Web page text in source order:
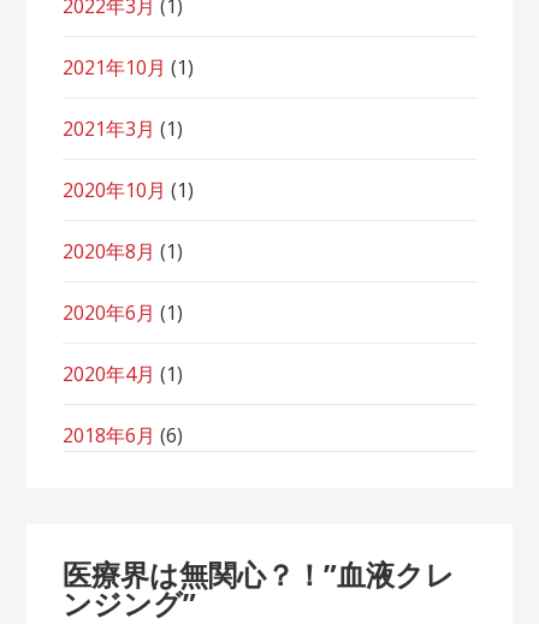
2022年3月 (1)
2021年10月 (1)
2021年3月 (1)
2020年10月 (1)
2020年8月 (1)
2020年6月 (1)
2020年4月 (1)
2018年6月 (6)
医療界は無関心？！”血液クレ
ンジング”